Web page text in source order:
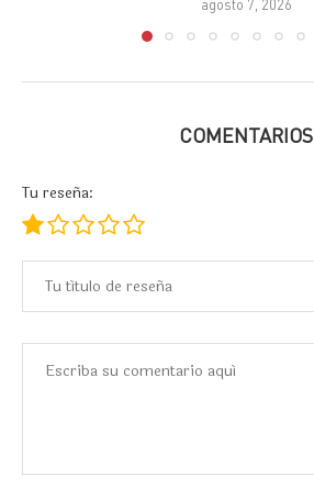
agosto 7, 2026
COMENTARIOS
Tu reseña: